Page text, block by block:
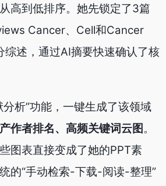
高到低排序。她先锁定了3篇
Cancer、Cell和Cancer
综述，通过AI摘要快速确认了核
析”功能，一键生成了该领域
作者排名、高频关键词云图 。
图表直接变成了她的PPT素
的“手动检索-下载-阅读-整理”